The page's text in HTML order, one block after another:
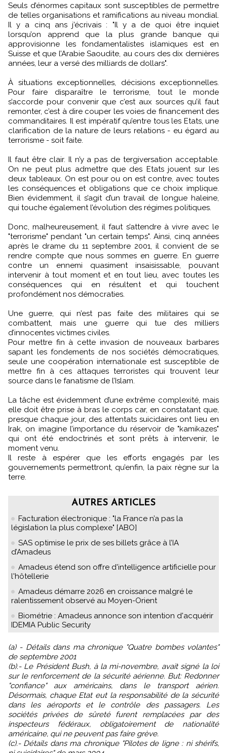
Seuls d’énormes capitaux sont susceptibles de permettre
de telles organisations et ramifications au niveau mondial.
Il y a cinq ans j’écrivais : "Il y a de quoi être inquiet
lorsqu’on apprend que la plus grande banque qui
approvisionne les fondamentalistes islamiques est en
Suisse et que l’Arabie Saoudite, au cours des dix dernières
années, leur a versé des milliards de dollars".
À situations exceptionnelles, décisions exceptionnelles.
Pour faire disparaître le terrorisme, tout le monde
s’accorde pour convenir que c’est aux sources qu’il faut
remonter, c’est à dire couper les voies de financement des
commanditaires. Il est impératif qu’entre tous les Etats, une
clarification de la nature de leurs relations - eu égard au
terrorisme - soit faite.
Il faut être clair. Il n’y a pas de tergiversation acceptable.
On ne peut plus admettre que des Etats jouent sur les
deux tableaux. On est pour ou on est contre, avec toutes
les conséquences et obligations que ce choix implique.
Bien évidemment, il s’agit d’un travail de longue haleine,
qui touche également l’évolution des régimes politiques.
Donc, malheureusement, il faut s’attendre à vivre avec le
"terrorisme" pendant "un certain temps". Ainsi, cinq années
après le drame du 11 septembre 2001, il convient de se
rendre compte que nous sommes en guerre. En guerre
contre un ennemi quasiment insaisissable, pouvant
intervenir à tout moment et en tout lieu, avec toutes les
conséquences qui en résultent et qui touchent
profondément nos démocraties.
Une guerre, qui n’est pas faite des militaires qui se
combattent, mais une guerre qui tue des milliers
d’innocentes victimes civiles.
Pour mettre fin à cette invasion de nouveaux barbares
sapant les fondements de nos sociétés démocratiques,
seule une coopération internationale est susceptible de
mettre fin à ces attaques terroristes qui trouvent leur
source dans le fanatisme de l’Islam.
La tâche est évidemment d’une extrême complexité, mais
elle doit être prise à bras le corps car, en constatant que,
presque chaque jour, des attentats suicidaires ont lieu en
Irak, on imagine l’importance du réservoir de "kamikazes"
qui ont été endoctrinés et sont prêts à intervenir, le
moment venu.
Il reste à espérer que les efforts engagés par les
gouvernements permettront, qu’enfin, la paix règne sur la
terre.
AUTRES ARTICLES
Facturation électronique : "la France n’a pas la
législation la plus complexe" [ABO]
SAS optimise le prix de ses billets grâce à l’IA
d’Amadeus
Amadeus étend son offre d'intelligence artificielle pour
l'hôtellerie
Amadeus démarre 2026 en croissance malgré le
ralentissement observé au Moyen-Orient
Biométrie : Amadeus annonce son intention d'acquérir
IDEMIA Public Security
(a) - Détails dans ma chronique "Quatre bombes volantes"
de septembre 2001
(b).- Le Président Bush, à la mi-novembre, avait signé la loi
sur le renforcement de la sécurité aérienne. But: Redonner
"confiance" aux américains, dans le transport aérien.
Désormais, chaque Etat eut la responsabilité de la sécurité
dans les aéroports et le contrôle des passagers. Les
sociétés privées de sûreté furent remplacées par des
inspecteurs fédéraux, obligatoirement de nationalité
américaine, qui ne peuvent pas faire grève.
(c).- Détails dans ma chronique "Pilotes de ligne : ni shérifs,